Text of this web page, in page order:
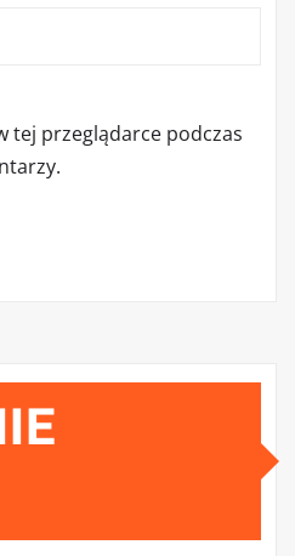
tej przeglądarce podczas